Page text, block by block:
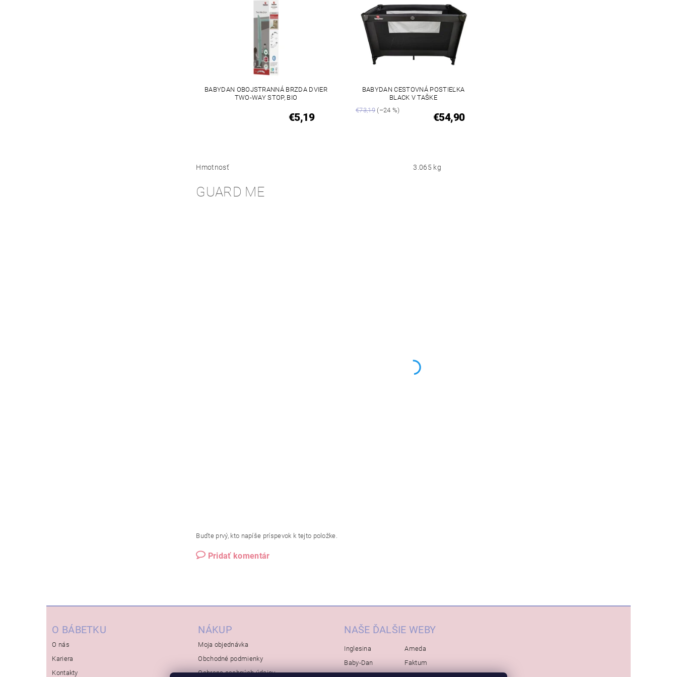
BABYDAN OBOJSTRANNÁ BRZDA DVIER
TWO-WAY STOP, BIO
€5,19
BABYDAN CESTOVNÁ POSTIEĽKA
BLACK V TAŠKE
€73,19(–24 %)
€54,90
Hmotnosť 3.065 kg
GUARD ME
Buďte prvý, kto napíše príspevok k tejto položke.
Pridať komentár
O BÁBETKU
O nás
Kariera
Kontakty
NÁKUP
Moja objednávka
Obchodné podmienky
Ochrana osobných údajov
NAŠE ĎALŠIE WEBY
Inglesina
Baby-Dan
Ameda
Faktum